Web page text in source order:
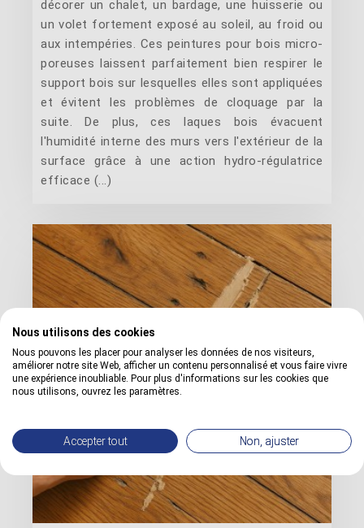
décorer un chalet, un bardage, une huisserie ou
un volet fortement exposé au soleil, au froid ou
aux intempéries. Ces peintures pour bois micro-
poreuses laissent parfaitement bien respirer le
support bois sur lesquelles elles sont appliquées
et évitent les problèmes de cloquage par la
suite. De plus, ces laques bois évacuent
l'humidité interne des murs vers l'extérieur de la
surface grâce à une action hydro-régulatrice
efficace (...)
Nous utilisons des cookies
Nous pouvons les placer pour analyser les données de nos visiteurs,
améliorer notre site Web, afficher un contenu personnalisé et vous faire vivre
une expérience inoubliable. Pour plus d'informations sur les cookies que
nous utilisons, ouvrez les paramètres.
Accepter tout Non, ajuster